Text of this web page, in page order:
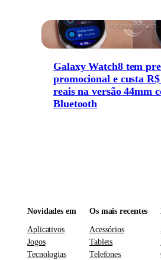
Galaxy Watch8 tem
promocional e custa
reais na versão 44mm
Bluetooth
Novidades em
Aplicativos
Jogos
Tecnologias
Os mais recentes
Acessórios
Tablets
Telefones